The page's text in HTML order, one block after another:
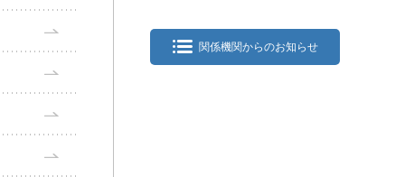
関係機関からのお知らせ